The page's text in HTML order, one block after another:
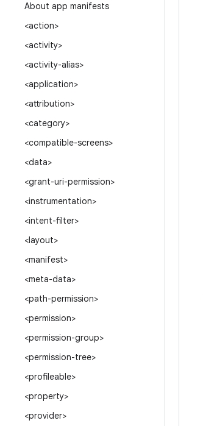
About app manifests
<action>
<activity>
<activity-alias>
<application>
<attribution>
<category>
<compatible-screens>
<data>
<grant-uri-permission>
<instrumentation>
<intent-filter>
<layout>
<manifest>
<meta-data>
<path-permission>
<permission>
<permission-group>
<permission-tree>
<profileable>
<property>
<provider>